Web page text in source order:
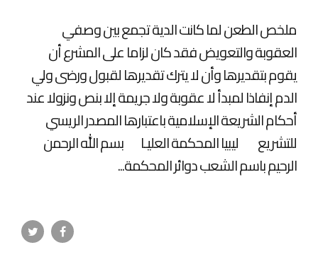
ملخص الطعن لما كانت الدية تجمع بين وصفي
العقوبة والتعويض فقد كان لزاما على المشرع أن
يقوم بتقديرها وأن لا يترك تقديرها لقبول ورضى ولي
الدم إنفاذا لمبدأ لا عقوبة ولا جريمة إلا بنص ونزولا عند
أحكام الشريعة الإسلامية باعتبارها المصدر الريسي
للتشريع ليبيا المحكمة العليـا بسم الله الرحمن
الرحيم باسم الشعب دوائر المحكمة...